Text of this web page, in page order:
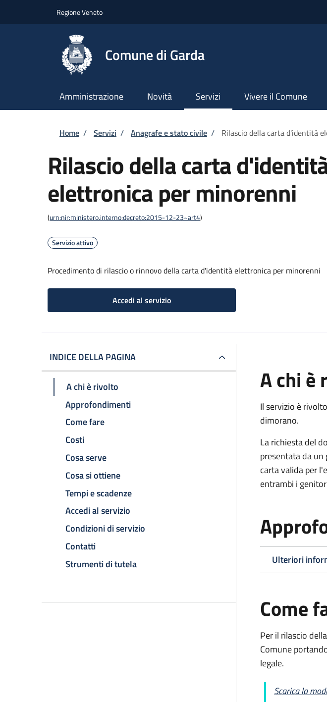
Regione Veneto
Comune di Garda
Amministrazione Novità Servizi Vivere il Comune
Briciole di pane
Home / Servizi / Anagrafe e stato civile / Rilascio della carta d'identità
Rilascio della carta
elettronica per minorenni
(urn:nir:ministero.interno:decreto:2015-12-23~art4)
Servizio attivo
Procedimento di rilascio o rinnovo della carta d'identità elettronica per minorenni
Accedi al servizio
INDICE DELLA PAGINA
A chi è rivolto
Approfondimenti
Come fare
Costi
Cosa serve
Cosa si ottiene
Tempi e scadenze
Accedi al servizio
Condizioni di servizio
Contatti
Strumenti di tutela
A chi è
Il servizio è
dimorano.
La richiesta del
presentata da un
carta valida per
entrambi i
Ulteriori
Come
Per il rilascio
Comune
legale.
Scarica la